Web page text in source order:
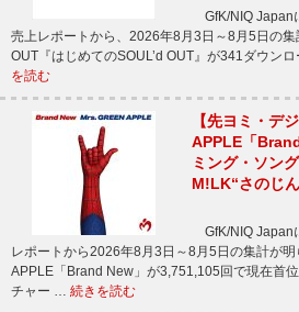
GfK/NIQ Japan
売上レポートから、2026年8月3日～8月5日の集
OUT『はじめてのSOUL’d OUT』が341ダウン
を読む
【先ヨミ・デ
APPLE「
ミング・ソン
M!LK“さのじ
GfK/NIQ Japan
レポートから2026年8月3日～8月5日の集計が
APPLE「Brand New」が3,751,105回で現在首
チャー … 続きを読む